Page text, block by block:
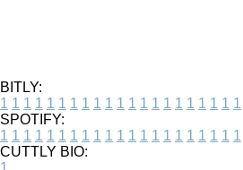
BITLY:
1 1 1 1 1 1 1 1 1 1 1 1 1 1 1 1 1 1 1 1 1
SPOTIFY:
1 1 1 1 1 1 1 1 1 1 1 1 1 1 1 1 1 1 1 1 1
CUTTLY BIO: